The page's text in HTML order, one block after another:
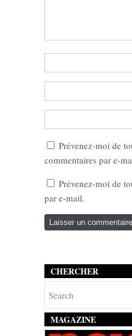
Prévenez-moi de
commentaires par e-
Prévenez-moi de
par e-mail.
CHERCHER
MAGAZINE